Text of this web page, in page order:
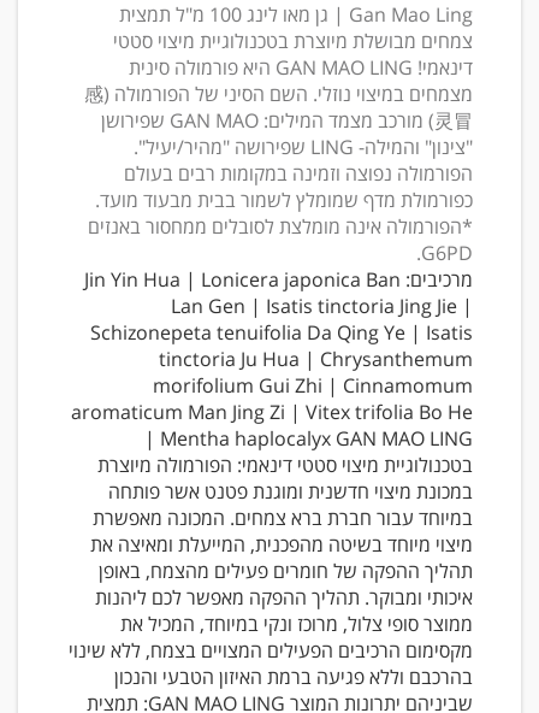
Gan Mao Ling | גן מאו לינג 100 מ"ל תמצית
צמחים מבושלת מיוצרת בטכנולוגיית מיצוי סטטי
דינאמי! GAN MAO LING היא פורמולה סינית
מצמחים במיצוי נוזלי. השם הסיני של הפורמולה (感
灵冒) מורכב מצמד המילים: GAN MAO שפירושן
"צינון" והמילה- LING שפירושה "מהיר/יעיל".
הפורמולה נפוצה וזמינה במקומות רבים בעולם
כפורמולת מדף שמומלץ לשמור בבית מבעוד מועד.
*הפורמולה אינה מומלצת לסובלים ממחסור באנזים
G6PD.
מרכיבים: Jin Yin Hua | Lonicera japonica Ban
Lan Gen | Isatis tinctoria Jing Jie |
Schizonepeta tenuifolia Da Qing Ye | Isatis
tinctoria Ju Hua | Chrysanthemum
morifolium Gui Zhi | Cinnamomum
aromaticum Man Jing Zi | Vitex trifolia Bo He
| Mentha haplocalyx GAN MAO LING
בטכנולוגיית מיצוי סטטי דינאמי: הפורמולה מיוצרת
במכונת מיצוי חדשנית ומוגנת פטנט אשר פותחה
במיוחד עבור חברת ברא צמחים. המכונה מאפשרת
מיצוי מיוחד בשיטה מהפכנית, המייעלת ומאיצה את
תהליך ההפקה של חומרים פעילים מהצמח, באופן
איכותי ומבוקר. תהליך ההפקה מאפשר לכם ליהנות
ממוצר סופי צלול, מרוכז ונקי במיוחד, המכיל את
מקסימום הרכיבים הפעילים המצויים בצמח, ללא שינוי
בהרכבם וללא פגיעה ברמת האיזון הטבעי והנכון
שביניהם יתרונות המוצר GAN MAO LING: תמצית